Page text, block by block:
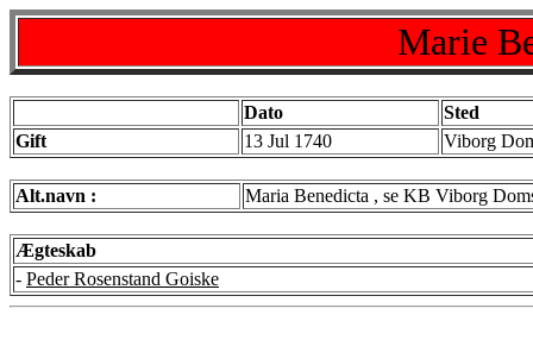
Marie
Dato
Sted
Gift
13 Jul 1740 Viborg
Alt.navn : Maria Benedicta , se KB Viborg
Ægteskab
- Peder Rosenstand Goiske